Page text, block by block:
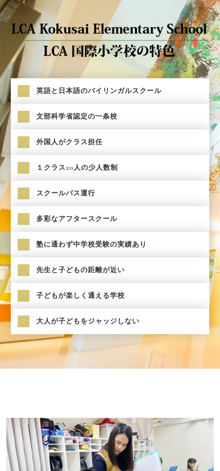
英語と日本語のバイリンガルスクール
文部科学省認定の一条校
外国人がクラス担任
１クラス20人の少人数制
スクールバス運行
多彩なアフタースクール
塾に通わず中学校受験の実績あり
先生と子どもの距離が近い
子どもが楽しく通える学校
大人が子どもをジャッジしない